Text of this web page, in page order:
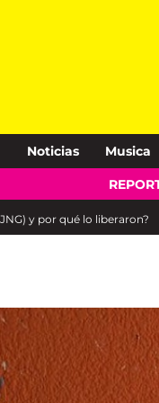
Noticias Musica
y por qué lo liberaron?